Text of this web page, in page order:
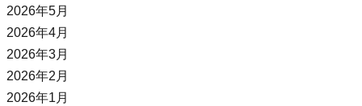
2026年5月
2026年4月
2026年3月
2026年2月
2026年1月